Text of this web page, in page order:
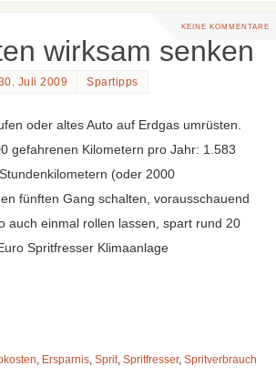
KEINE KOMMENTARE
wirksam senken
Juli 2009 Spartipps
oder altes Auto auf Erdgas umrüsten.
gefahrenen Kilometern pro Jahr: 1.583
(oder 2000
fünften Gang schalten, vorausschauend
auch einmal rollen lassen, spart rund 20
Spritfresser Klimaanlage
Ersparnis, Sprit, Spritfresser, Spritverbrauch